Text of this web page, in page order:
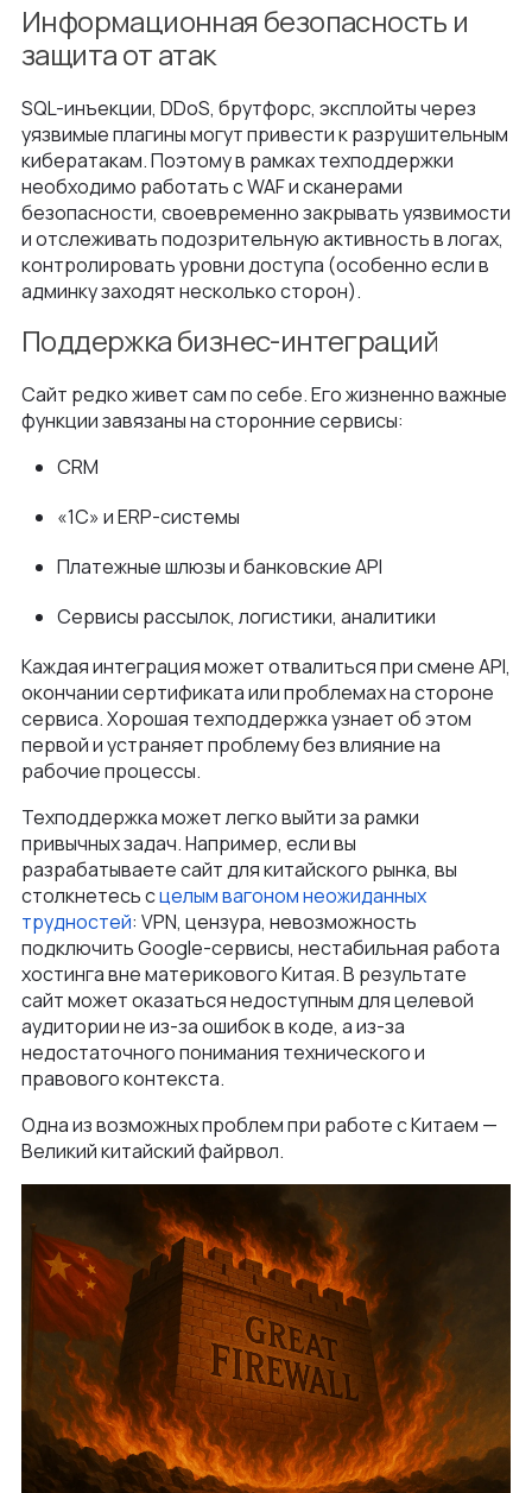
Информационная безопасность и
защита от атак
SQL-инъекции, DDoS, брутфорс, эксплойты через
уязвимые плагины могут привести к разрушительным
кибератакам. Поэтому в рамках техподдержки
необходимо работать с WAF и сканерами
безопасности, своевременно закрывать уязвимости
и отслеживать подозрительную активность в логах,
контролировать уровни доступа (особенно если в
админку заходят несколько сторон).
Поддержка бизнес-интеграций
Сайт редко живет сам по себе. Его жизненно важные
функции завязаны на сторонние сервисы:
CRM
«1С» и ERP-системы
Платежные шлюзы и банковские API
Сервисы рассылок, логистики, аналитики
Каждая интеграция может отвалиться при смене API,
окончании сертификата или проблемах на стороне
сервиса. Хорошая техподдержка узнает об этом
первой и устраняет проблему без влияние на
рабочие процессы.
Техподдержка может легко выйти за рамки
привычных задач. Например, если вы
разрабатываете сайт для китайского рынка, вы
столкнетесь сцелым вагоном неожиданных
трудностей: VPN, цензура, невозможность
подключить Google-сервисы, нестабильная работа
хостинга вне материкового Китая. В результате
сайт может оказаться недоступным для целевой
аудитории не из-за ошибок в коде, а из-за
недостаточного понимания технического и
правового контекста.
Одна из возможных проблем при работе с Китаем —
Великий китайский файрвол.